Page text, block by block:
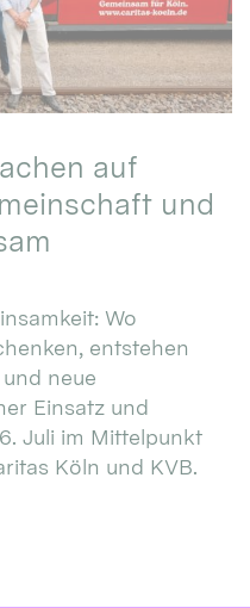
auf
und
Wo
entstehen
neue
Einsatz und
Juli im Mittelpunkt
Köln und KVB.